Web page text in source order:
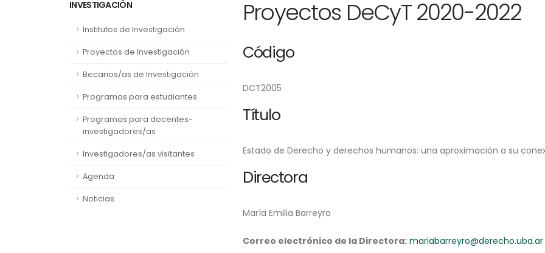
INVESTIGACIÓN
Institutos de Investigación
Proyectos de Investigación
Becarios/as de Investigación
Programas para estudiantes
Programas para docentes-
investigadores/as
Investigadores/as visitantes
Agenda
Noticias
Proyectos DeCyT 2020-2022
Código
DCT2005
Título
Estado de Derecho y derechos humanos: una aproximación a su
Directora
María Emilia Barreyro
Correo electrónico de la Directora: mariabarreyro@derecho.uba.ar